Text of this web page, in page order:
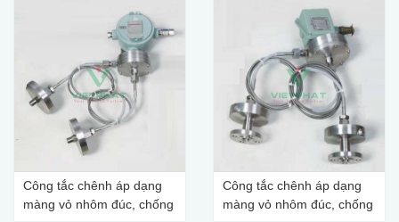
Công tắc chênh áp dạng
màng vỏ nhôm đúc, chống
Công tắc chênh áp dạng
màng vỏ nhôm đúc, chống